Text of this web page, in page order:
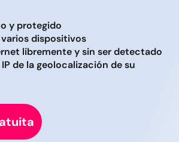
y protegido
dispositivos
libremente y sin ser detectado
de la geolocalización de su